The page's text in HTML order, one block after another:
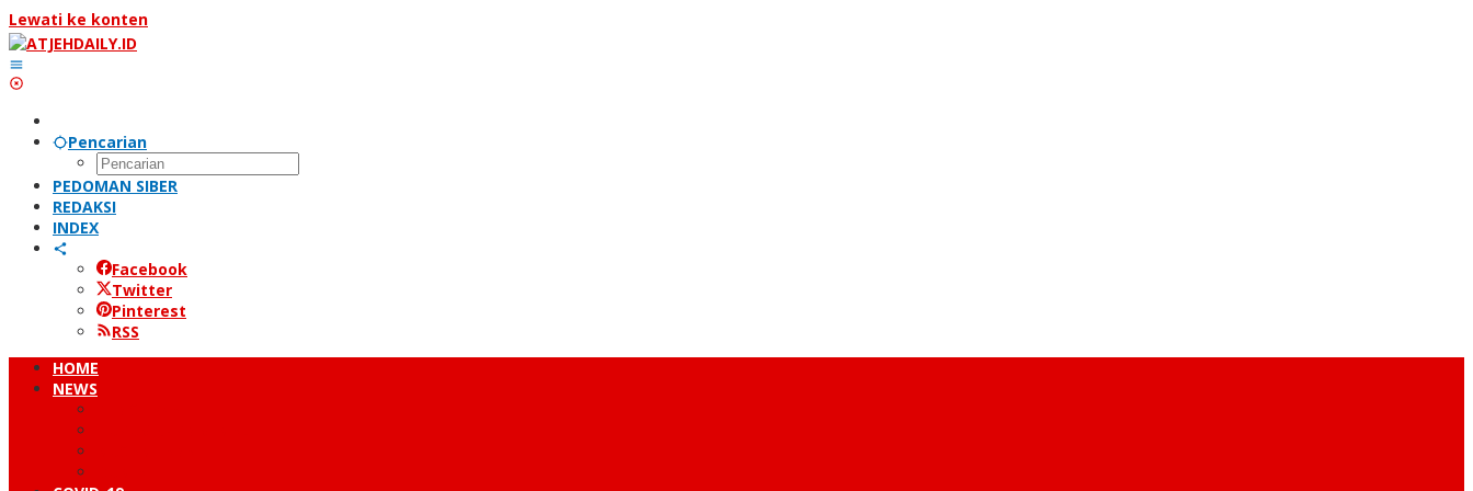
Lewati ke konten
Pencarian
PEDOMAN SIBER
REDAKSI
INDEX
Facebook
Twitter
Pinterest
RSS
HOME
NEWS